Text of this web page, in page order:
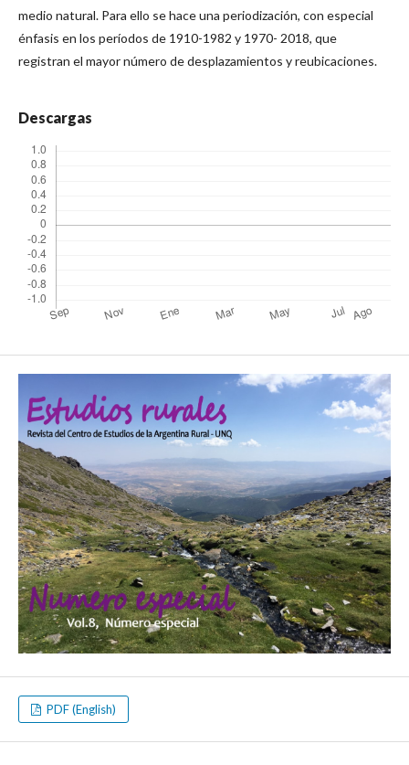
medio natural. Para ello se hace una periodización, con especial
énfasis en los períodos de 1910-1982 y 1970- 2018, que
registran el mayor número de desplazamientos y reubicaciones.
Descargas
PDF (English)